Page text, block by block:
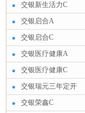
交银新生活力C
交银启合A
交银启合C
交银医疗健康A
交银医疗健康C
交银瑞元三年定开
交银荣鑫C